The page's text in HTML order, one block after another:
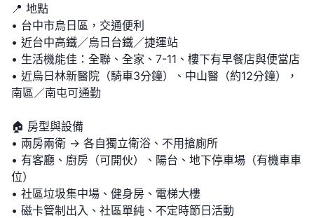
📍 地點
• 台中市烏日區，交通便利
• 近台中高鐵／烏日台鐵／捷運站
• 生活機能佳：全聯、全家、7-11、樓下有早餐店與便當店
• 近烏日林新醫院（騎車3分鐘）、中山醫（約12分鐘），
南區／南屯可通勤
🏠 房型與設備
• 兩房兩衛 → 各自獨立衛浴、不用搶廁所
• 有客廳、廚房（可開伙）、陽台、地下停車場（有機車車
位）
• 社區垃圾集中場、健身房、電梯大樓
• 磁卡管制出入、社區單純、不定時節日活動